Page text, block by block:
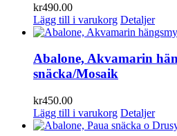
kr490.00
Lägg till i varukorg Detaljer
Abalone, Akvamarin
snäcka/Mosaik
kr450.00
Lägg till i varukorg Detaljer